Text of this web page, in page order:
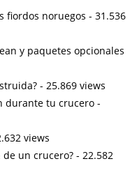
fiordos noruegos - 31.536
y paquetes opcionales
- 25.869 views
durante tu crucero -
views
de un crucero? - 22.582